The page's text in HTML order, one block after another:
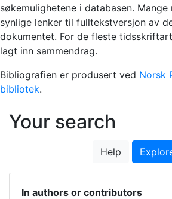
søkemulighetene i databasen.
synlige lenker til fulltekstversjon av
dokumentet. For de fleste
lagt inn sammendrag.
Bibliografien er produsert ved Norsk
bibliotek.
Your search
Help
In authors or contributors